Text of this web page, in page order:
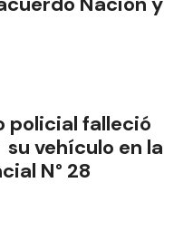
policial falleció
vehículo en la
N° 28